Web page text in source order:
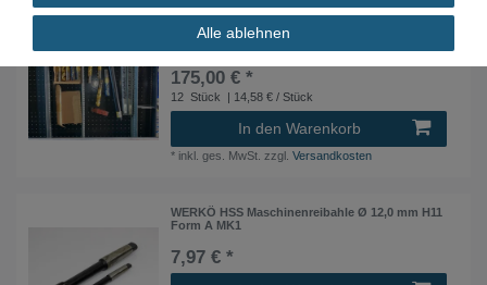
Posten (12x) HSS-E Kegelreibahle HSCO
175,00 € *
12 Stück | 14,58 € / Stück
In den Warenkorb
* inkl. ges. MwSt. zzgl.Versandkosten
WERKÖ HSS Maschinenreibahle Ø 12,0 mm H11
Form A MK1
7,97 € *
Alle ablehnen